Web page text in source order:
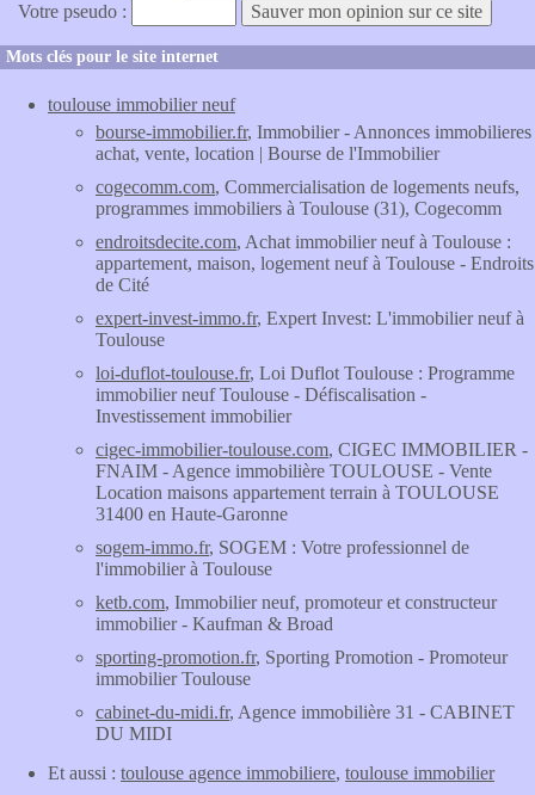
Votre pseudo :
Mots clés pour le site internet
toulouse immobilier neuf
bourse-immobilier.fr, Immobilier - Annonces immobilieres
achat, vente, location | Bourse de l'Immobilier
cogecomm.com, Commercialisation de logements neufs,
programmes immobiliers à Toulouse (31), Cogecomm
endroitsdecite.com, Achat immobilier neuf à Toulouse :
appartement, maison, logement neuf à Toulouse - Endroits
de Cité
expert-invest-immo.fr, Expert Invest: L'immobilier neuf à
Toulouse
loi-duflot-toulouse.fr, Loi Duflot Toulouse : Programme
immobilier neuf Toulouse - Défiscalisation -
Investissement immobilier
cigec-immobilier-toulouse.com, CIGEC IMMOBILIER -
FNAIM - Agence immobilière TOULOUSE - Vente
Location maisons appartement terrain à TOULOUSE
31400 en Haute-Garonne
sogem-immo.fr, SOGEM : Votre professionnel de
l'immobilier à Toulouse
ketb.com, Immobilier neuf, promoteur et constructeur
immobilier - Kaufman & Broad
sporting-promotion.fr, Sporting Promotion - Promoteur
immobilier Toulouse
cabinet-du-midi.fr, Agence immobilière 31 - CABINET
DU MIDI
Et aussi : toulouse agence immobiliere, toulouse immobilier